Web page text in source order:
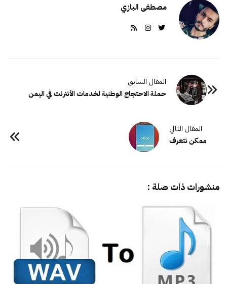
مصطفى البازي
حملة الاحتجاج الوطنية لخدمات الأنترنت في اليمن
ممكن نتعرف
منشورات ذات صلة :